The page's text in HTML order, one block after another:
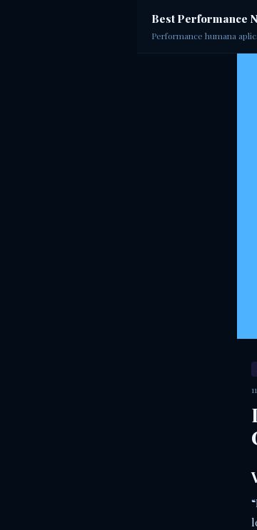
Best Performance
Performance humana